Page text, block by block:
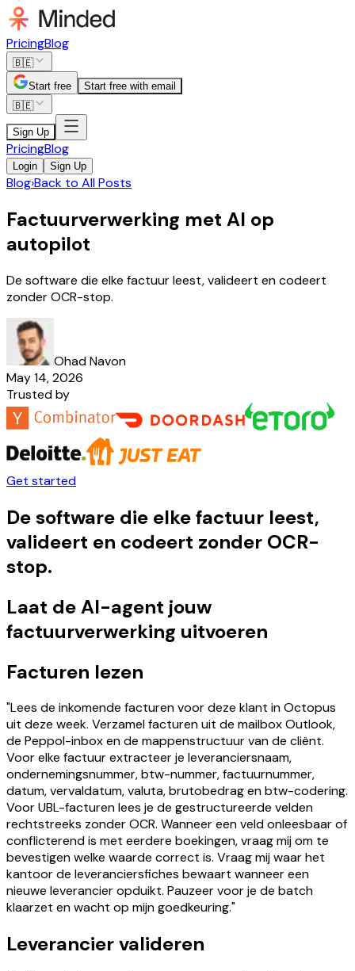
PricingBlog
🇧🇪
Start free
Start free with email
🇧🇪
Sign Up
PricingBlog
Login Sign Up
Blog›Back to All Posts
Factuurverwerking met AI op
autopilot
De software die elke factuur leest, valideert en codeert
zonder OCR-stop.
Ohad Navon
May 14, 2026
Trusted by
Get started
De software die elke factuur leest,
valideert en codeert zonder OCR-
stop.
Laat de AI-agent jouw
factuurverwerking uitvoeren
Facturen lezen
"Lees de inkomende facturen voor deze klant in Octopus
uit deze week. Verzamel facturen uit de mailbox Outlook,
de Peppol-inbox en de mappenstructuur van de cliënt.
Voor elke factuur extracteer je leveranciersnaam,
ondernemingsnummer, btw-nummer, factuurnummer,
datum, vervaldatum, valuta, brutobedrag en btw-codering.
Voor UBL-facturen lees je de gestructureerde velden
rechtstreeks zonder OCR. Wanneer een veld onleesbaar of
conflicterend is met eerdere boekingen, vraag mij om te
bevestigen welke waarde correct is. Vraag mij waar het
kantoor de leveranciersfiches bewaart wanneer een
nieuwe leverancier opduikt. Pauzeer voor je de batch
klaarzet en wacht op mijn goedkeuring."
Leverancier valideren